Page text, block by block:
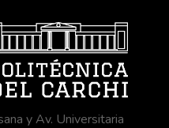
y Av. Universitaria